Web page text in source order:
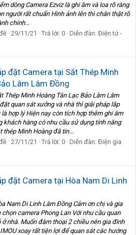
dòng Camera Ezviz là ghi âm và loa rõ ràng
người rất chuẩn Hình ảnh lên thì chân thật rõ
chính...
29/11/21 Trả lời: 0 Diễn đàn: Điện tử -
đặt Camera tại Sắt Thép Minh
Lâm Lâm Đồng
Thép Minh Hoàng Tân Lạc Bảo Lâm Lâm
quan sát xưởng và nhà thì giải pháp lắp
hợp lý Hiện nay còn tích hợp thêm ghi âm
khách hàng có nhu cầu sử dụng tính năng
thép Minh Hoàng đã tin...
27/11/21 Trả lời: 0 Diễn đàn: Điện gia
đặt Camera tại Hòa Nam Di Linh
Nam Di Linh Lâm Đồng Cảm ơn chị và gia
camera Phong Lan Với nhu cầu quan
nhà. Muốn đàm thoại 2 chiều nên gia đình
xoay rất tiện lợi để quan sát các hướng